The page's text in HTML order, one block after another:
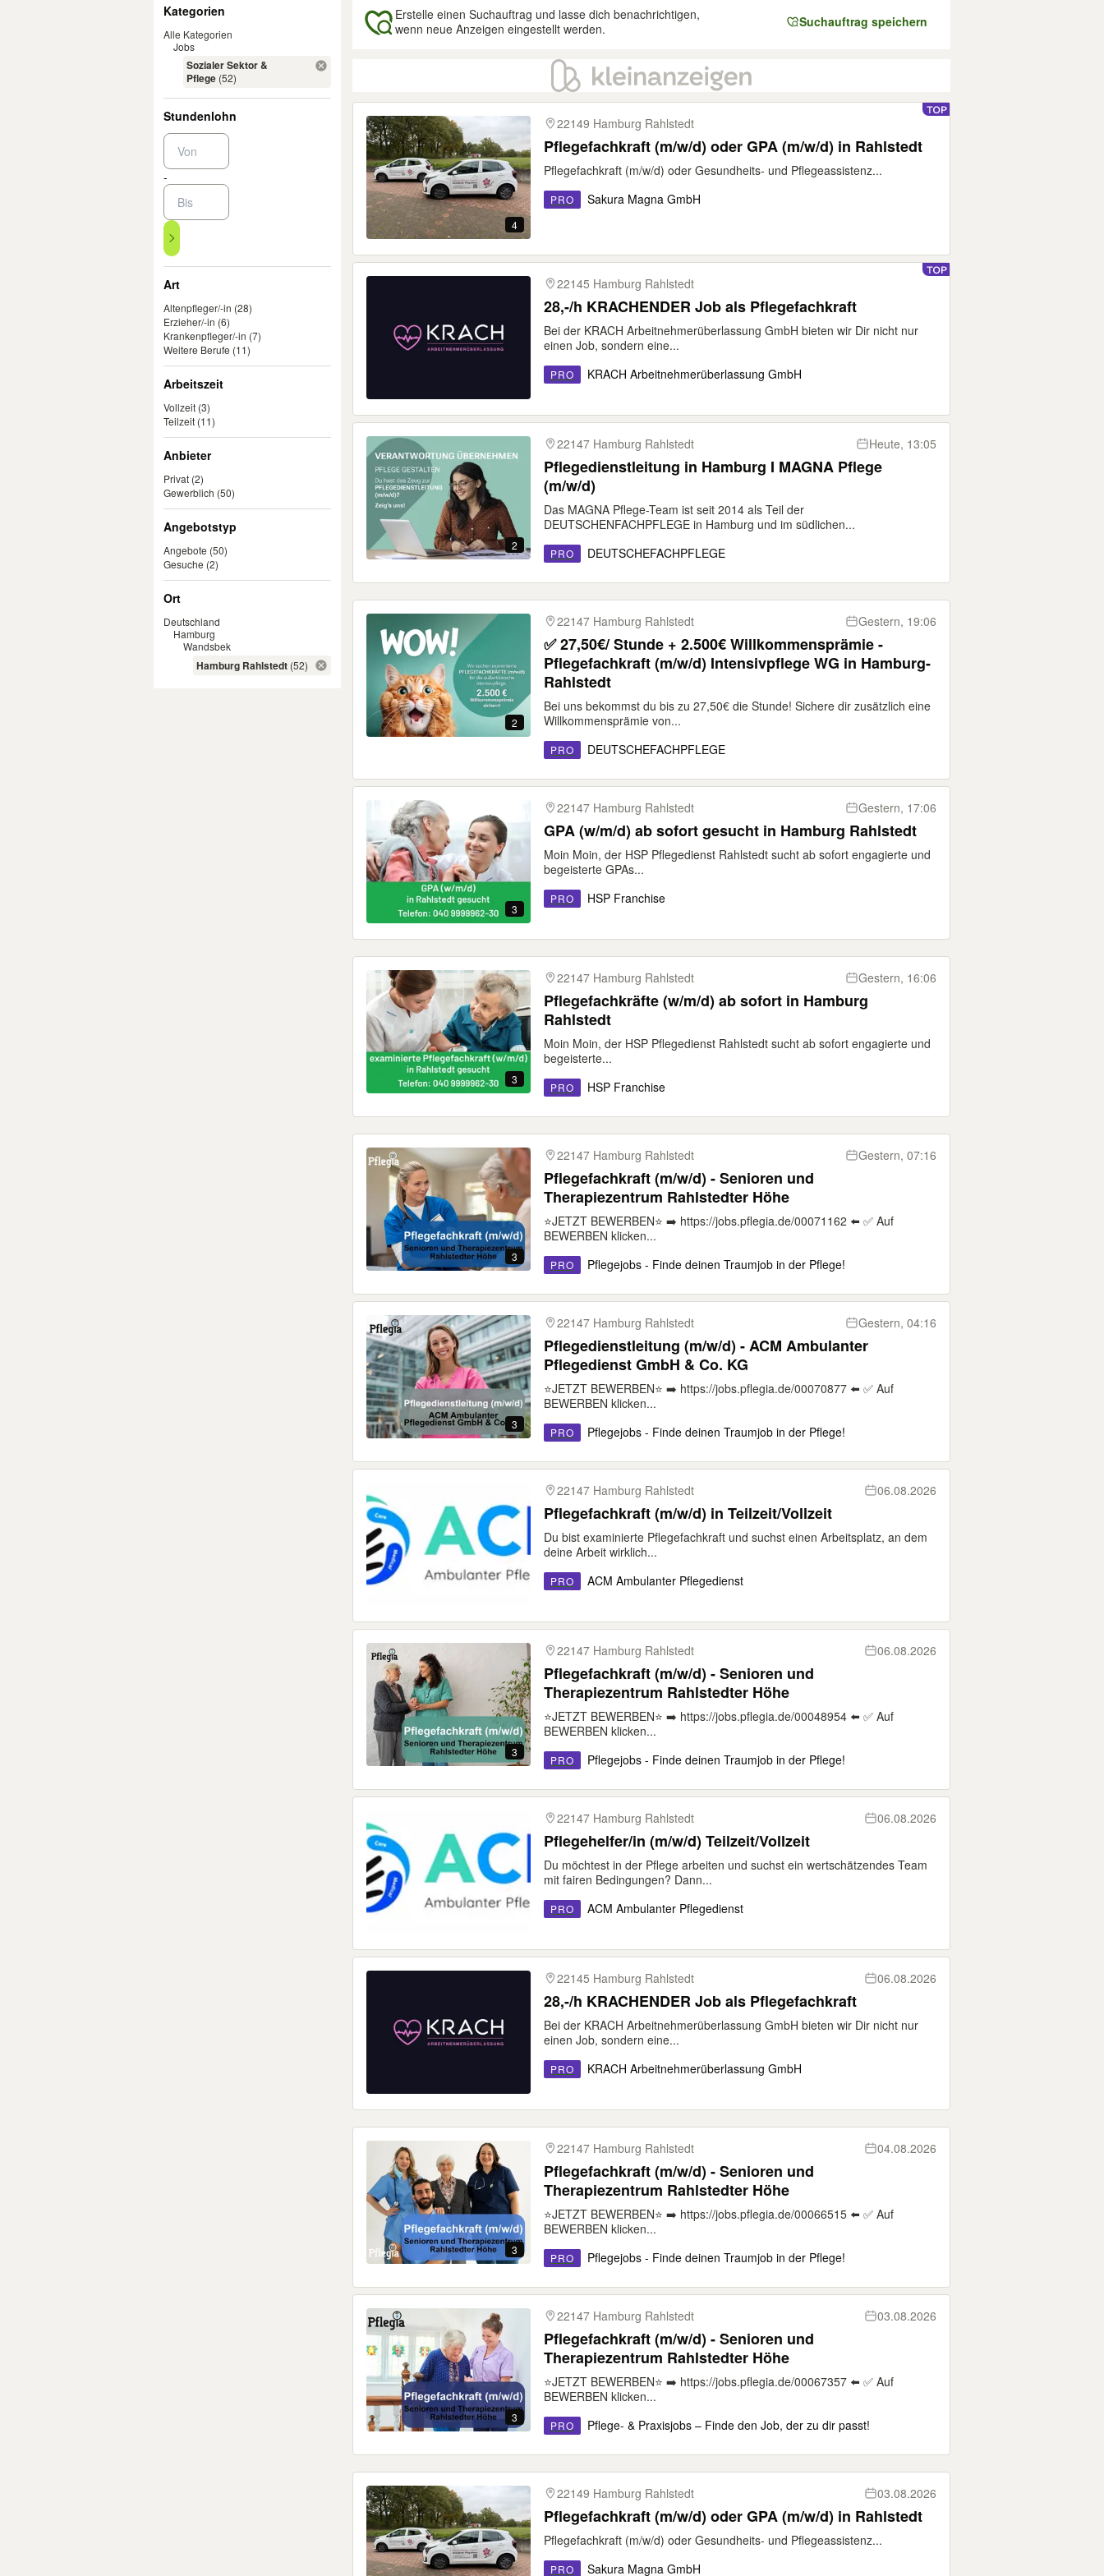
Kategorien
Alle Kategorien
Jobs
Sozialer Sektor &
Pflege (52)
Stundenlohn
-
Art
Altenpfleger/-in (28)
Erzieher/-in (6)
Krankenpfleger/-in (7)
Weitere Berufe (11)
Arbeitszeit
Vollzeit (3)
Teilzeit (11)
Anbieter
Privat (2)
Gewerblich (50)
Angebotstyp
Angebote (50)
Gesuche (2)
Ort
Deutschland
Hamburg
Wandsbek
Hamburg Rahlstedt (52)
Erstelle einen Suchauftrag und lasse dich benachrichtigen,
wenn neue Anzeigen eingestellt werden.
Suchauftrag speichern
Ergebnisse
4
22149 Hamburg Rahlstedt
Pflegefachkraft (m/w/d) oder GPA (m/w/d) in Rahlstedt
Pflegefachkraft (m/w/d) oder Gesundheits- und Pflegeassistenz...
PRO Sakura Magna GmbH
22145 Hamburg Rahlstedt
28,-/h KRACHENDER Job als Pflegefachkraft
Bei der KRACH Arbeitnehmerüberlassung GmbH bieten wir Dir nicht nur
einen Job, sondern eine...
PRO KRACH Arbeitnehmerüberlassung GmbH
2
22147 Hamburg Rahlstedt Heute, 13:05
Pflegedienstleitung in Hamburg I MAGNA Pflege
(m/w/d)
Das MAGNA Pflege-Team ist seit 2014 als Teil der
DEUTSCHENFACHPFLEGE in Hamburg und im südlichen...
PRO DEUTSCHEFACHPFLEGE
2
22147 Hamburg Rahlstedt Gestern, 19:06
✅ 27,50€/ Stunde + 2.500€ Willkommensprämie -
Pflegefachkraft (m/w/d) Intensivpflege WG in Hamburg-
Rahlstedt
Bei uns bekommst du bis zu 27,50€ die Stunde! Sichere dir zusätzlich eine
Willkommensprämie von...
PRO DEUTSCHEFACHPFLEGE
3
22147 Hamburg Rahlstedt Gestern, 17:06
GPA (w/m/d) ab sofort gesucht in Hamburg Rahlstedt
Moin Moin, der HSP Pflegedienst Rahlstedt sucht ab sofort engagierte und
begeisterte GPAs...
PRO HSP Franchise
3
22147 Hamburg Rahlstedt Gestern, 16:06
Pflegefachkräfte (w/m/d) ab sofort in Hamburg
Rahlstedt
Moin Moin, der HSP Pflegedienst Rahlstedt sucht ab sofort engagierte und
begeisterte...
PRO HSP Franchise
3
22147 Hamburg Rahlstedt Gestern, 07:16
Pflegefachkraft (m/w/d) - Senioren und
Therapiezentrum Rahlstedter Höhe
⭐️JETZT BEWERBEN⭐️ ➡️ https://jobs.pflegia.de/00071162 ⬅️ ✅ Auf
BEWERBEN klicken...
PRO Pflegejobs - Finde deinen Traumjob in der Pflege!
3
22147 Hamburg Rahlstedt Gestern, 04:16
Pflegedienstleitung (m/w/d) - ACM Ambulanter
Pflegedienst GmbH & Co. KG
⭐️JETZT BEWERBEN⭐️ ➡️ https://jobs.pflegia.de/00070877 ⬅️ ✅ Auf
BEWERBEN klicken...
PRO Pflegejobs - Finde deinen Traumjob in der Pflege!
22147 Hamburg Rahlstedt 06.08.2026
Pflegefachkraft (m/w/d) in Teilzeit/Vollzeit
Du bist examinierte Pflegefachkraft und suchst einen Arbeitsplatz, an dem
deine Arbeit wirklich...
PRO ACM Ambulanter Pflegedienst
3
22147 Hamburg Rahlstedt 06.08.2026
Pflegefachkraft (m/w/d) - Senioren und
Therapiezentrum Rahlstedter Höhe
⭐️JETZT BEWERBEN⭐️ ➡️ https://jobs.pflegia.de/00048954 ⬅️ ✅ Auf
BEWERBEN klicken...
PRO Pflegejobs - Finde deinen Traumjob in der Pflege!
22147 Hamburg Rahlstedt 06.08.2026
Pflegehelfer/in (m/w/d) Teilzeit/Vollzeit
Du möchtest in der Pflege arbeiten und suchst ein wertschätzendes Team
mit fairen Bedingungen? Dann...
PRO ACM Ambulanter Pflegedienst
22145 Hamburg Rahlstedt 06.08.2026
28,-/h KRACHENDER Job als Pflegefachkraft
Bei der KRACH Arbeitnehmerüberlassung GmbH bieten wir Dir nicht nur
einen Job, sondern eine...
PRO KRACH Arbeitnehmerüberlassung GmbH
3
22147 Hamburg Rahlstedt 04.08.2026
Pflegefachkraft (m/w/d) - Senioren und
Therapiezentrum Rahlstedter Höhe
⭐️JETZT BEWERBEN⭐️ ➡️ https://jobs.pflegia.de/00066515 ⬅️ ✅ Auf
BEWERBEN klicken...
PRO Pflegejobs - Finde deinen Traumjob in der Pflege!
3
22147 Hamburg Rahlstedt 03.08.2026
Pflegefachkraft (m/w/d) - Senioren und
Therapiezentrum Rahlstedter Höhe
⭐️JETZT BEWERBEN⭐️ ➡️ https://jobs.pflegia.de/00067357 ⬅️ ✅ Auf
BEWERBEN klicken...
PRO Pflege- & Praxisjobs – Finde den Job, der zu dir passt!
22149 Hamburg Rahlstedt 03.08.2026
Pflegefachkraft (m/w/d) oder GPA (m/w/d) in Rahlstedt
Pflegefachkraft (m/w/d) oder Gesundheits- und Pflegeassistenz...
PRO Sakura Magna GmbH